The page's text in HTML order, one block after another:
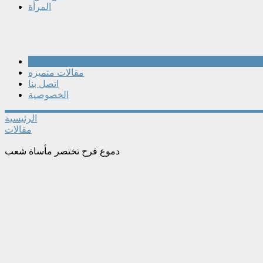
المرأة
مقالات متميزه
اتصل بنا
الخصوصية
الرئيسية
مقالات
دموع فرح تختصر مأساة شعب